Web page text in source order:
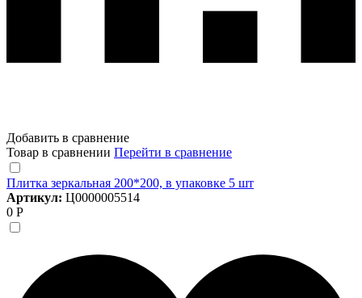
Добавить в сравнение
Товар в сравнении Перейти в сравнение
Плитка зеркальная 200*200, в упаковке 5 шт
Артикул: Ц0000005514
0 Р